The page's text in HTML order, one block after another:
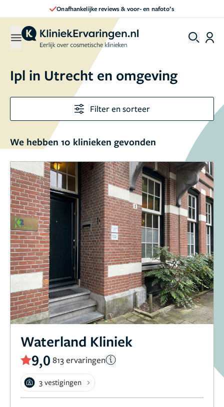
Onafhankelijke reviews & voor- en nafoto’s
Ipl in Utrecht en omgeving
Filter en sorteer
We hebben 10 klinieken gevonden
Waterland Kliniek
9,0 813 ervaringen
3 vestigingen